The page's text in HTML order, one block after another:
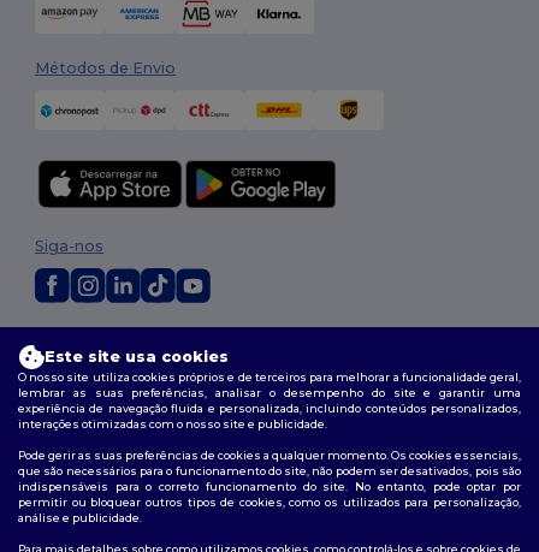
Métodos de Envio
Termos e Condições |Política de personalização
|Política de cookies|Mapa do Site
Siga-nos
Este site usa cookies
O nosso site utiliza cookies próprios e de terceiros para melhorar a funcionalidade geral,
lembrar as suas preferências, analisar o desempenho do site e garantir uma
experiência de navegação fluida e personalizada, incluindo conteúdos personalizados,
interações otimizadas com o nosso site e publicidade.
Pode gerir as suas preferências de cookies a qualquer momento. Os cookies essenciais,
que são necessários para o funcionamento do site, não podem ser desativados, pois são
indispensáveis para o correto funcionamento do site. No entanto, pode optar por
permitir ou bloquear outros tipos de cookies, como os utilizados para personalização,
análise e publicidade.
Para mais detalhes sobre como utilizamos cookies, como controlá-los e sobre cookies de